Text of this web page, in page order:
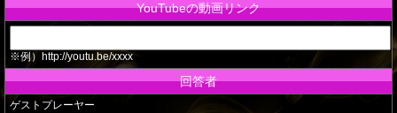
YouTubeの動画リンク
※例）http://youtu.be/xxxx
回答者
ゲストプレーヤー